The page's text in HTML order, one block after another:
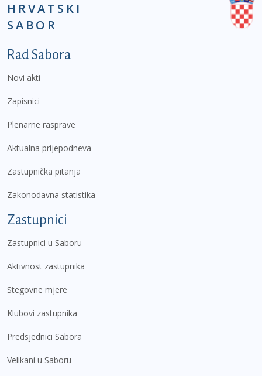
HRVATSKI
SABOR
Podnožje prvi izbornik
Rad Sabora
Novi akti
Zapisnici
Plenarne rasprave
Aktualna prijepodneva
Zastupnička pitanja
Zakonodavna statistika
Zastupnici
Zastupnici u Saboru
Aktivnost zastupnika
Stegovne mjere
Klubovi zastupnika
Predsjednici Sabora
Velikani u Saboru